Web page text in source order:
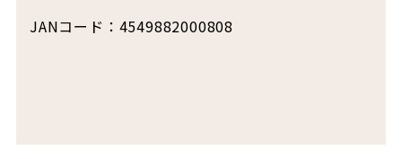
JANコード：4549882000808